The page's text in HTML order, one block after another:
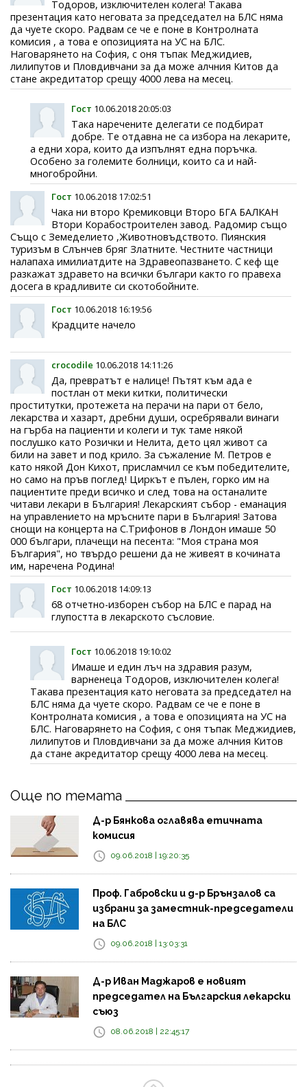
Тодоров, изключителен колега! Такава
презентация като неговата за председател на БЛС няма
да чуете скоро. Радвам се че е поне в Контролната
комисия , а това е опозицията на УС на БЛС.
Наговарянето на София, с оня тъпак Меджидиев,
лилипутов и Пловдивчани за да може алчния Китов да
стане акредитатор срещу 4000 лева на месец.
Гост 10.06.2018 20:05:03
Така наречените делегати се подбират
добре. Те отдавна не са избора на лекарите,
а едни хора, които да изпълнят една поръчка.
Особено за големите болници, които са и най-
многобройни.
Гост 10.06.2018 17:02:51
Чака ни второ Кремиковци Второ БГА БАЛКАН
Втори Корабостроителен завод. Радомир също
Също с Земеделието ,Животновъдството. Пиянския
туризъм в Слънчев бряг Златните. Честните частници
налапаха имилиатдите на Здравеопазването. С кеф ще
разкажат здравето на всички българи както го правеха
досега в крадливите си скотобойните.
Гост 10.06.2018 16:19:56
Крадците начело
crocodile 10.06.2018 14:11:26
Да, превратът е налице! Пътят към ада е
постлан от меки китки, политически
проститутки, протежета на перачи на пари от бело,
лекарства и хазарт, дребни души, осребрявали винаги
на гърба на пациенти и колеги и тук таме някой
послушко като Розички и Нелита, дето цял живот са
били на завет и под крило. За съжаление М. Петров е
като някой Дон Кихот, присламчил се към победителите,
но само на пръв поглед! Циркът е пълен, горко им на
пациентите преди всичко и след това на останалите
читави лекари в България! Лекарският събор - еманация
на управлението на мръсните пари в България! Затова
снощи на концерта на С.Трифонов в Лондон имаше 50
000 българи, плачещи на песента: "Моя страна моя
България", но твърдо решени да не живеят в кочината
им, наречена Родина!
Гост 10.06.2018 14:09:13
68 отчетно-изборен събор на БЛС е парад на
глупостта в лекарското съсловие.
Гост 10.06.2018 19:10:02
Имаше и един лъч на здравия разум,
варненеца Тодоров, изключителен колега!
Такава презентация като неговата за председател на
БЛС няма да чуете скоро. Радвам се че е поне в
Контролната комисия , а това е опозицията на УС на
БЛС. Наговарянето на София, с оня тъпак Меджидиев,
лилипутов и Пловдивчани за да може алчния Китов
да стане акредитатор срещу 4000 лева на месец.
Още по темата
Д-р Бянкова оглавява етичната
комисия
09.06.2018 | 19:20:35
Проф. Габровски и д-р Брънзалов са
избрани за заместник-председатели
на БЛС
09.06.2018 | 13:03:31
Д-р Иван Маджаров е новият
председател на Българския лекарски
съюз
08.06.2018 | 22:45:17